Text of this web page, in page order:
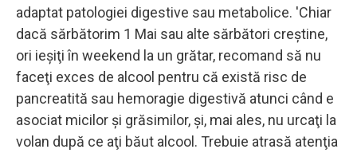
adaptat patologiei digestive sau metabolice. 'Chiar
dacă sărbătorim 1 Mai sau alte sărbători creştine,
ori ieşiţi în weekend la un grătar, recomand să nu
faceţi exces de alcool pentru că există risc de
pancreatită sau hemoragie digestivă atunci când e
asociat micilor şi grăsimilor, şi, mai ales, nu urcaţi la
volan după ce aţi băut alcool. Trebuie atrasă atenţia